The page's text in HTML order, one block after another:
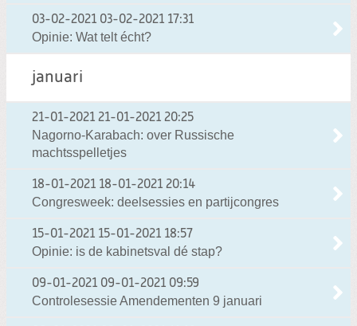
03-02-2021 03-02-2021 17:31
Opinie: Wat telt écht?
januari
21-01-2021 21-01-2021 20:25
Nagorno-Karabach: over Russische
machtsspelletjes
18-01-2021 18-01-2021 20:14
Congresweek: deelsessies en partijcongres
15-01-2021 15-01-2021 18:57
Opinie: is de kabinetsval dé stap?
09-01-2021 09-01-2021 09:59
Controlesessie Amendementen 9 januari